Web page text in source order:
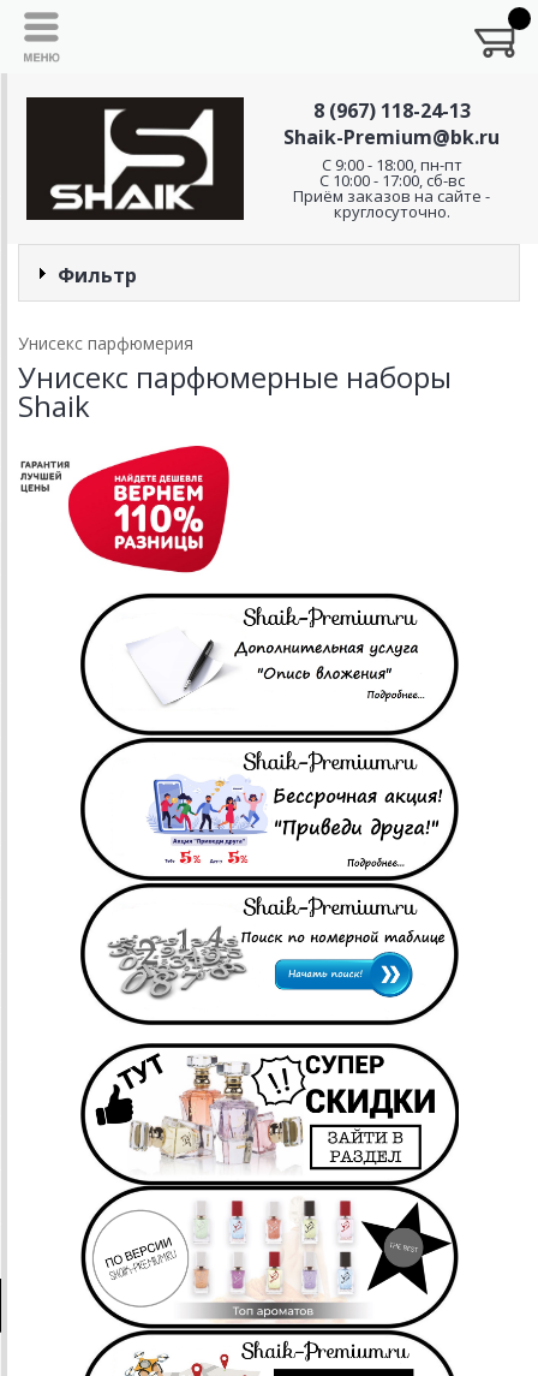
8 (967) 118-24-13
Shaik-Premium@bk.ru
C 9:00 - 18:00, пн-пт
С 10:00 - 17:00, сб-вс
Приём заказов на сайте -
круглосуточно.
Фильтр
Унисекс парфюмерия
Унисекс парфюмерные наборы
Shaik